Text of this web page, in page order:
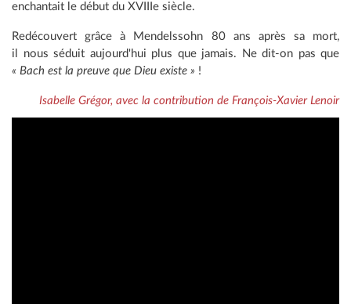
enchantait le début du XVIIIe siècle.
Redécouvert grâce à Mendelssohn 80 ans après sa mort,
il nous séduit aujourd'hui plus que jamais. Ne dit-on pas que
« Bach est la preuve que Dieu existe » !
Isabelle Grégor, avec la contribution de François-Xavier Lenoir